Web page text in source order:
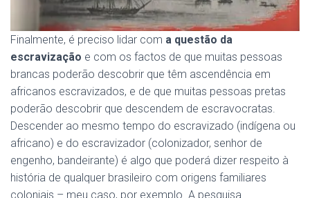
Finalmente, é preciso lidar com a questão da
escravização e com os factos de que muitas pessoas
brancas poderão descobrir que têm ascendência em
africanos escravizados, e de que muitas pessoas pretas
poderão descobrir que descendem de escravocratas.
Descender ao mesmo tempo do escravizado (indígena ou
africano) e do escravizador (colonizador, senhor de
engenho, bandeirante) é algo que poderá dizer respeito à
história de qualquer brasileiro com origens familiares
coloniais – meu caso, por exemplo. A pesquisa